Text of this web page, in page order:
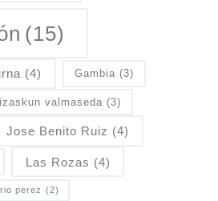
(15)
(4) Gambia (3)
izaskun valmaseda (3)
Jose Benito Ruiz (4)
Las Rozas (4)
perez (2)